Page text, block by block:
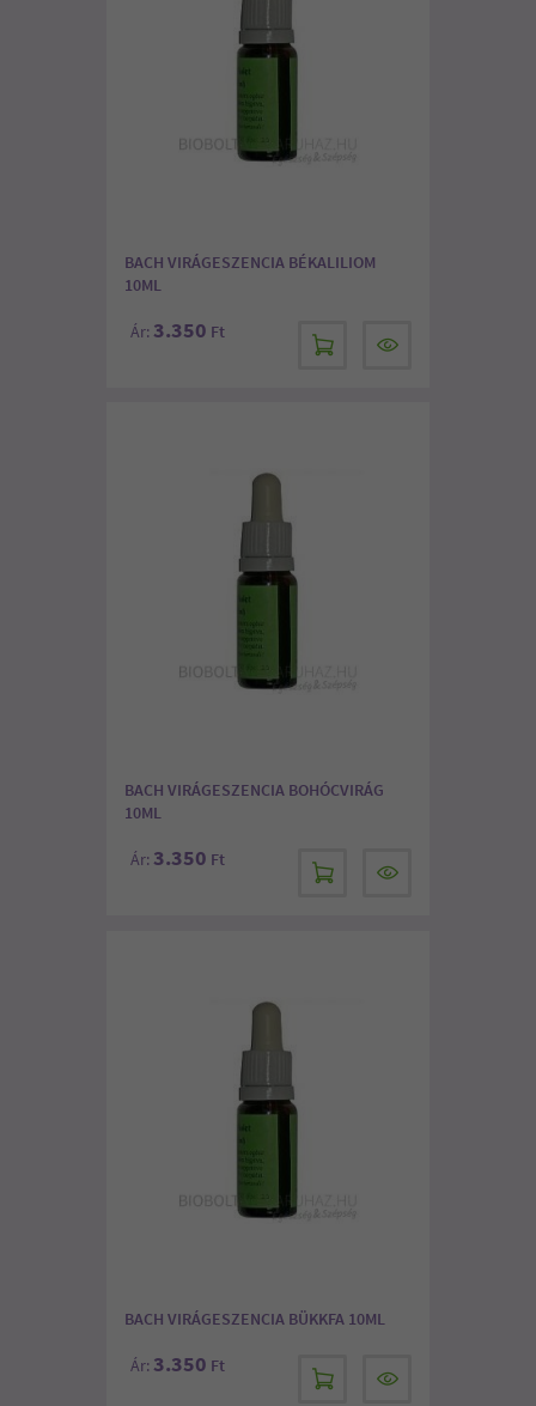
BACH VIRÁGESZENCIA BÉKALILIOM
10ML
Ár: 3.350 Ft
BACH VIRÁGESZENCIA BOHÓCVIRÁG
10ML
Ár: 3.350 Ft
BACH VIRÁGESZENCIA BÜKKFA 10ML
Ár: 3.350 Ft